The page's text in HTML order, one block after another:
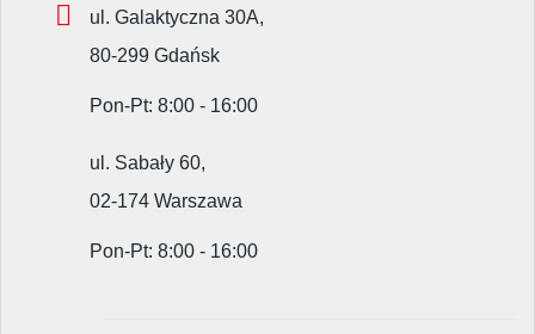
ul. Galaktyczna 30A,
80-299 Gdańsk
Pon-Pt: 8:00 - 16:00
ul. Sabały 60,
02-174 Warszawa
Pon-Pt: 8:00 - 16:00